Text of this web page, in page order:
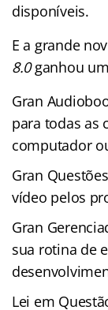
disponíveis.
E a grande
8.0ganhou
Gran
para todas as
computador
Gran
vídeo pelos
Gran
sua rotina de
Lei em